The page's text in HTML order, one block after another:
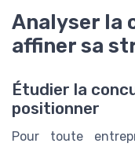
Analyser la
affiner sa
Étudier la
positionner
Pour toute